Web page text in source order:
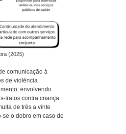
(2025)
comunicação à
de violência
envolvendo
tratos contra criança
de três a vinte
o dobro em caso de